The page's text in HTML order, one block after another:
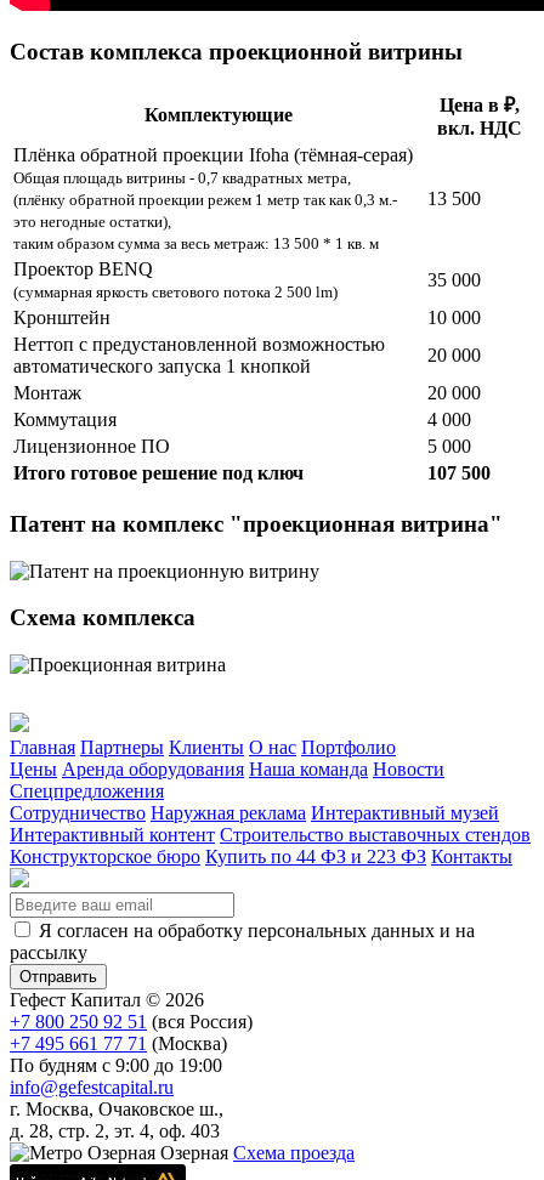
Состав комплекса проекционной витрины
Комплектующие
Цена в ₽,
вкл. НДС
Плёнка обратной проекции Ifoha (тёмная-серая)
Общая площадь витрины - 0,7 квадратных метра,
(плёнку обратной проекции режем 1 метр так как 0,3 м.-
это негодные остатки),
таким образом сумма за весь метраж: 13 500 * 1 кв. м
13 500
Проектор BENQ
(суммарная яркость светового потока 2 500 lm)
35 000
Кронштейн
10 000
Неттоп с предустановленной возможностью
автоматического запуска 1 кнопкой
20 000
Монтаж
20 000
Коммутация
4 000
Лицензионное ПО
5 000
Итого готовое решение под ключ
107 500
Патент на комплекс "проекционная витрина"
Схема комплекса
Главная Партнеры Клиенты О нас Портфолио
Цены Аренда оборудования Наша команда Новости
Спецпредложения
Сотрудничество Наружная реклама Интерактивный музей
Интерактивный контент Строительство выставочных стендов
Конструкторское бюро Купить по 44 ФЗ и 223 ФЗ Контакты
Я согласен на обработку персональных данных и на
рассылку
Гефест Капитал © 2026
+7 800 250 92 51 (вся Россия)
+7 495 661 77 71 (Москва)
По будням с 9:00 до 19:00
info@gefestcapital.ru
г. Москва, Очаковское ш.,
д. 28, стр. 2, эт. 4, оф. 403
Озерная Схема проезда